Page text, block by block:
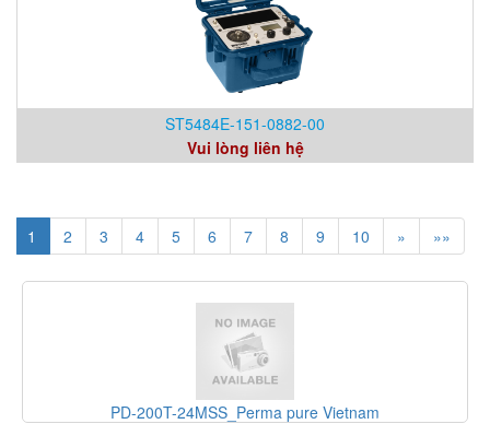
ST5484E-151-0882-00
Vui lòng liên hệ
1 2 3 4 5 6 7 8 9 10 » »»
24MSS_Perma pure Vietnam UX15-0DC_Thiết bị